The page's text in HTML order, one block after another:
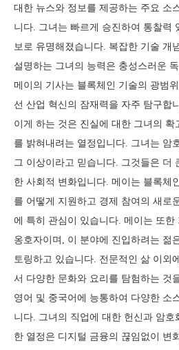
대한 뉴스와 정보를 제공하는 주요 소
니다. 그녀는 빠르게 승진하여 통찰력
보로 유명해졌습니다. 복잡한 기술 개
설명하는 그녀의 능력은 충성스러운
메이의 기사는 블록체인 기술의 광범
선 산업 혁신의 잠재력을 자주 탐구합
이게 하는 것은 진실에 대한 그녀의 확
를 밝혀내려는 열정입니다. 그녀는 암
그 이상이라고 믿습니다. 그것들은 더
한 사회적 변화입니다. 메이는 블록체
를 어떻게 지원하고 경제 참여의 새로
에 특히 관심이 있습니다. 메이는 또한
옹호자이며, 이 분야에 진입하려는 젊
토링하고 있습니다. 전문적인 삶 이외
서 다양한 문화와 요리를 탐험하는 것
영어 및 중국어에 능통하여 다양한 소
니다. 그녀의 직업에 대한 헌신과 암호
한 열정은 디지털 금융의 끊임없이 변